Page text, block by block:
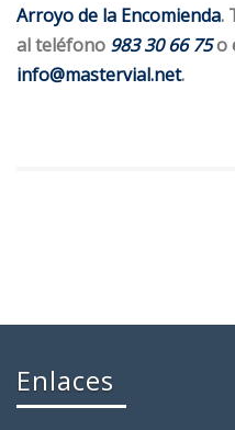
Arroyo de la Encomienda.
al teléfono 983 30 66 75o
info@mastervial.net.
Enlaces